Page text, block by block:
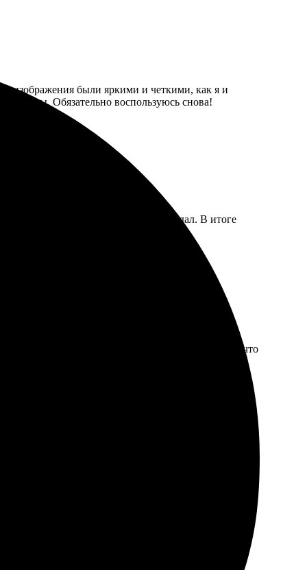
изображения были яркими и четкими, как я и
Обязательно воспользуюсь снова!
загрузил фото, оплатил - и ждал. В итоге
снимки отличного качества. Удобно, что
выбрать и оплатить не составило труда. В итоге,